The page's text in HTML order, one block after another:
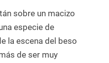
sobre un macizo
especie de
la escena del beso
de ser muy